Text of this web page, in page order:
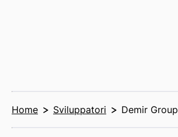
Home Sviluppatori Demir Group